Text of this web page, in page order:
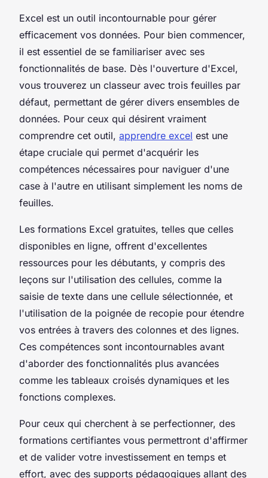
Excel est un outil incontournable pour gérer
efficacement vos données. Pour bien commencer,
il est essentiel de se familiariser avec ses
fonctionnalités de base. Dès l'ouverture d'Excel,
vous trouverez un classeur avec trois feuilles par
défaut, permettant de gérer divers ensembles de
données. Pour ceux qui désirent vraiment
comprendre cet outil, apprendre excel est une
étape cruciale qui permet d'acquérir les
compétences nécessaires pour naviguer d'une
case à l'autre en utilisant simplement les noms de
feuilles.
Les formations Excel gratuites, telles que celles
disponibles en ligne, offrent d'excellentes
ressources pour les débutants, y compris des
leçons sur l'utilisation des cellules, comme la
saisie de texte dans une cellule sélectionnée, et
l'utilisation de la poignée de recopie pour étendre
vos entrées à travers des colonnes et des lignes.
Ces compétences sont incontournables avant
d'aborder des fonctionnalités plus avancées
comme les tableaux croisés dynamiques et les
fonctions complexes.
Pour ceux qui cherchent à se perfectionner, des
formations certifiantes vous permettront d'affirmer
et de valider votre investissement en temps et
effort, avec des supports pédagogiques allant des